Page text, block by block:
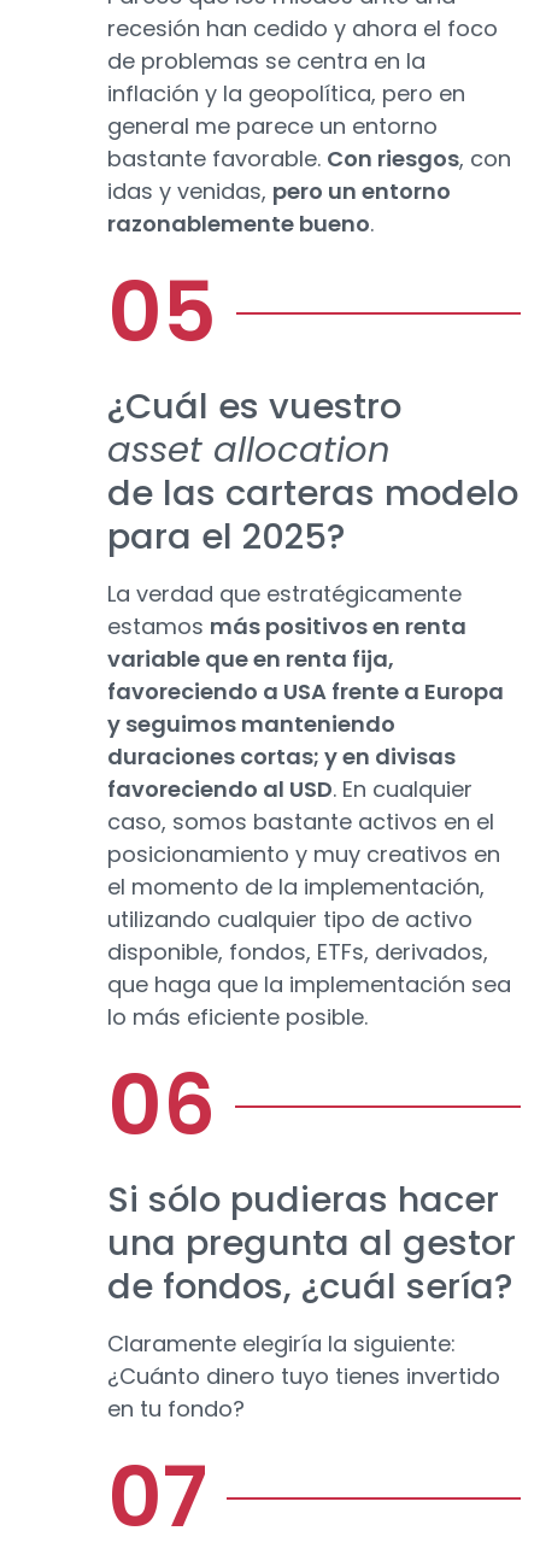
recesión han cedido y ahora el foco
de problemas se centra en la
inflación y la geopolítica, pero en
general me parece un entorno
bastante favorable. Con riesgos, con
idas y venidas, pero un entorno
razonablemente bueno.
¿Cuál es vuestro
asset allocation
de las carteras modelo
para el 2025?
La verdad que estratégicamente
estamos más positivos en renta
variable que en renta fija,
favoreciendo a USA frente a Europa
y seguimos manteniendo
duraciones cortas; y en divisas
favoreciendo al USD. En cualquier
caso, somos bastante activos en el
posicionamiento y muy creativos en
el momento de la implementación,
utilizando cualquier tipo de activo
disponible, fondos, ETFs, derivados,
que haga que la implementación sea
lo más eficiente posible.
Si sólo pudieras hacer
una pregunta al gestor
de fondos, ¿cuál sería?
Claramente elegiría la siguiente:
¿Cuánto dinero tuyo tienes invertido
en tu fondo?